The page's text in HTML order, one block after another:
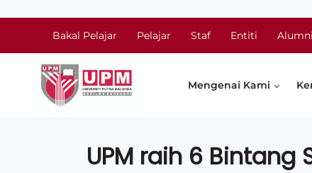
Bakal Pelajar Pelajar Staf Entiti Alumni
Mengenai Kami
UPM raih 6 Bintang